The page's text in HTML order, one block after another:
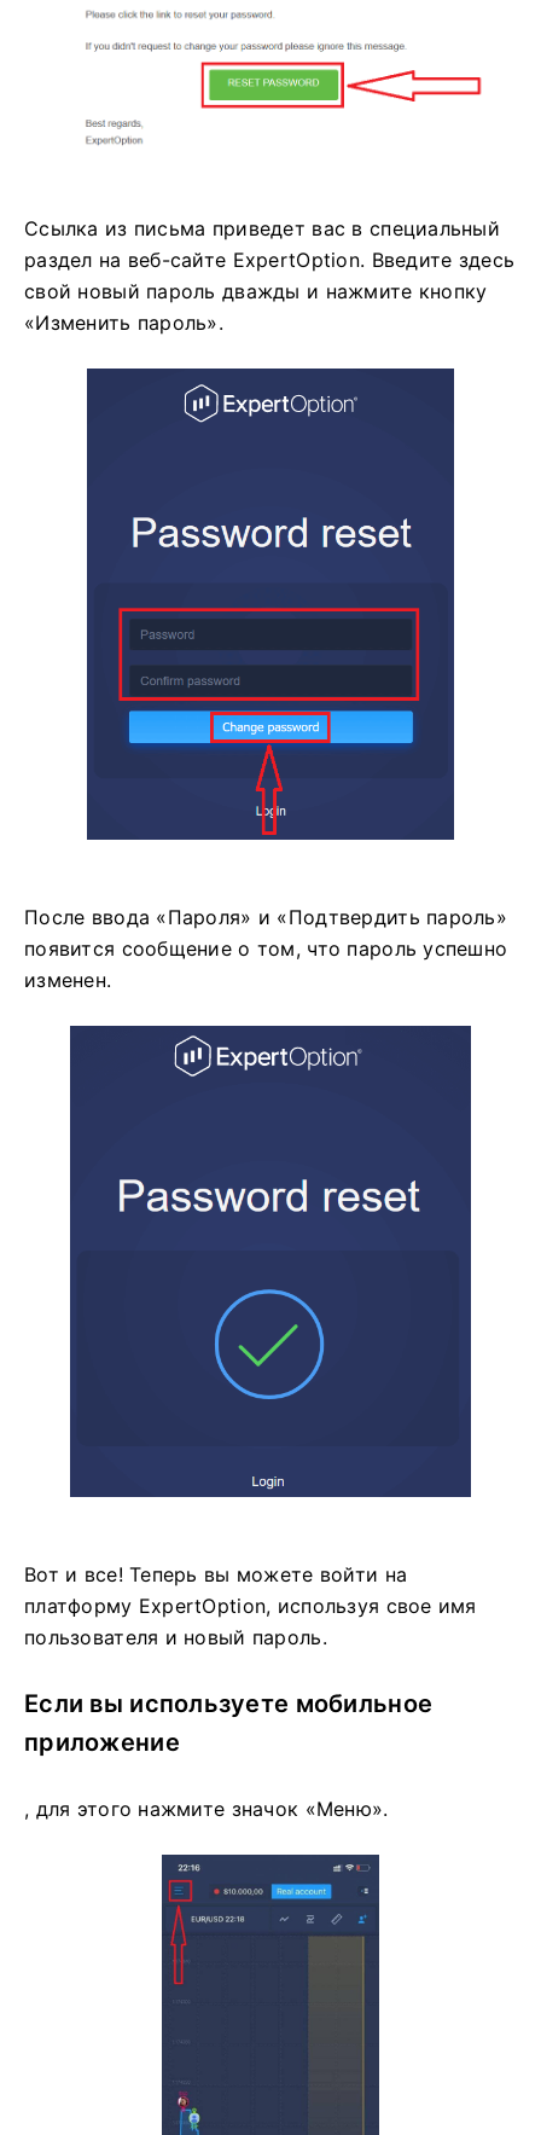
Ссылка из письма приведет вас в специальный
раздел на веб-сайте ExpertOption. Введите здесь
свой новый пароль дважды и нажмите кнопку
«Изменить пароль».
После ввода «Пароля» и «Подтвердить пароль»
появится сообщение о том, что пароль успешно
изменен.
Вот и все! Теперь вы можете войти на
платформу ExpertOption, используя свое имя
пользователя и новый пароль.
Если вы используете мобильное
приложение
, для этого нажмите значок «Меню».